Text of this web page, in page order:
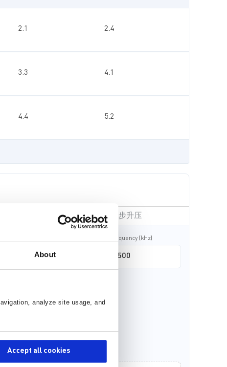
About
analyze site usage, and
Accept all cookies
2.1 2.4
3.3 4.1
4.4 5.2
非同步升压
Frequency (kHz)